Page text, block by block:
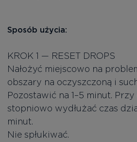
Sposób użycia:
KROK 1 — RESET DROPS
Nałożyć miejscowo na
obszary na oczyszczoną i
Pozostawić na 1–5 minut.
stopniowo wydłużać czas
minut.
Nie spłukiwać.